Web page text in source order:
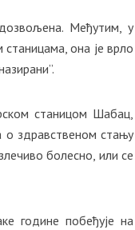
Међутим, у
станицама, она је врло
станицом Шабац,
о здравственом стању
болесно, или се
године побеђује на